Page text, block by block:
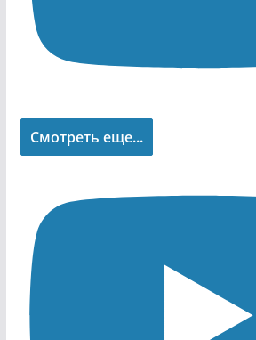
Смотреть еще...